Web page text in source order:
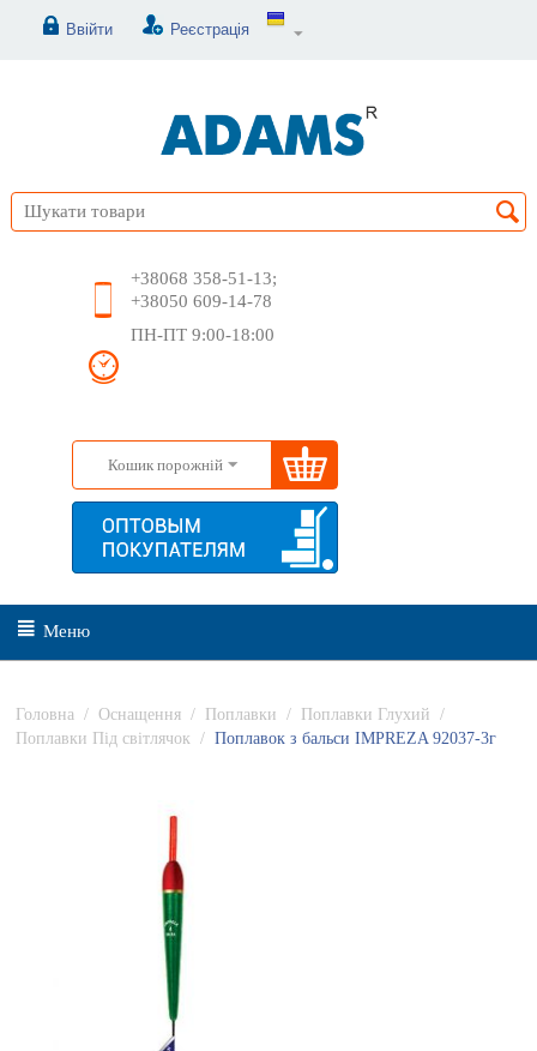
Ввійти Реєстрація
+38068 358-51-13;
+38050 609-14-78
ПН-ПТ 9:00-18:00
Кошик порожній
Меню
Головна / Оснащення / Поплавки / Поплавки Глухий
/
Поплавки Під світлячок
/ Поплавок з бальси IMPREZA 92037-3г